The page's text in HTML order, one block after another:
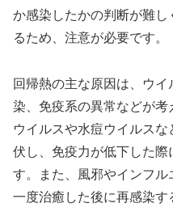
か感染したかの判断が難
るため、注意が必要です。
回帰熱の主な原因は、ウ
染、免疫系の異常などが
ウイルスや水痘ウイルス
伏し、免疫力が低下した際
す。また、風邪やインフル
一度治癒した後に再感染す